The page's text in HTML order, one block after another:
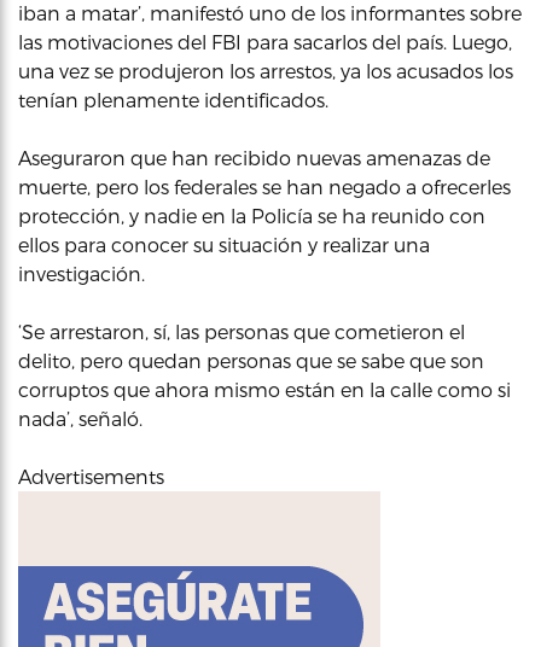
iban a matar’, manifestó uno de los informantes sobre
las motivaciones del FBI para sacarlos del país. Luego,
una vez se produjeron los arrestos, ya los acusados los
tenían plenamente identificados.
Aseguraron que han recibido nuevas amenazas de
muerte, pero los federales se han negado a ofrecerles
protección, y nadie en la Policía se ha reunido con
ellos para conocer su situación y realizar una
investigación.
‘Se arrestaron, sí, las personas que cometieron el
delito, pero quedan personas que se sabe que son
corruptos que ahora mismo están en la calle como si
nada’, señaló.
Advertisements